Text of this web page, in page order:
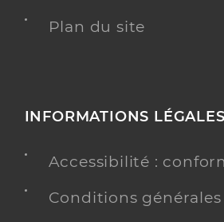
Plan du site
INFORMATIONS LÉGALES
Accessibilité :
Conditions